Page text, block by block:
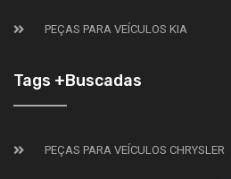
PEÇAS PARA VEÍCULOS KIA
Tags +Buscadas
PEÇAS PARA VEÍCULOS CHRYSLER